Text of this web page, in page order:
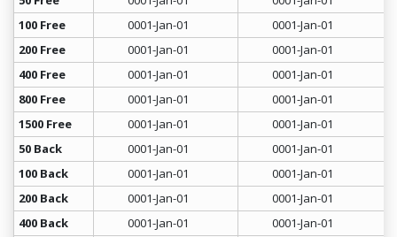
100 Free
0001-Jan-01
0001-Jan-01
200 Free
0001-Jan-01
0001-Jan-01
400 Free
0001-Jan-01
0001-Jan-01
800 Free
0001-Jan-01
0001-Jan-01
1500 Free
0001-Jan-01
0001-Jan-01
50 Back
0001-Jan-01
0001-Jan-01
100 Back
0001-Jan-01
0001-Jan-01
200 Back
0001-Jan-01
0001-Jan-01
400 Back
0001-Jan-01
0001-Jan-01